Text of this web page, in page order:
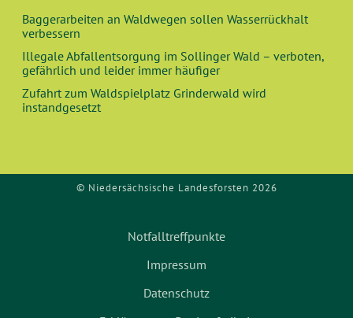
Baggerarbeiten an Waldwegen sollen Wasserrückhalt
verbessern
Illegale Abfallentsorgung im Sollinger Wald – verboten,
gefährlich und leider immer häufiger
Zufahrt zum Waldspielplatz Grinderwald wird
instandgesetzt
© Niedersächsische Landesforsten 2026
Notfalltreffpunkte
Impressum
Datenschutz